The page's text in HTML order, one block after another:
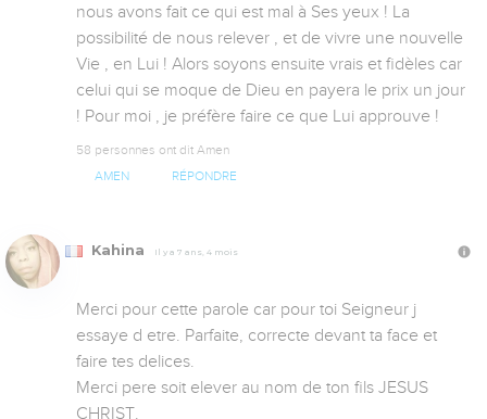
nous avons fait ce qui est mal à Ses yeux ! La
possibilité de nous relever , et de vivre une nouvelle
Vie , en Lui ! Alors soyons ensuite vrais et fidèles car
celui qui se moque de Dieu en payera le prix un jour
! Pour moi , je préfère faire ce que Lui approuve !
58 personnes ont dit Amen
AMEN RÉPONDRE
Kahina Il y a 7 ans, 4 mois
Merci pour cette parole car pour toi Seigneur j
essaye d etre. Parfaite, correcte devant ta face et
faire tes delices.
Merci pere soit elever au nom de ton fils JESUS
CHRIST.